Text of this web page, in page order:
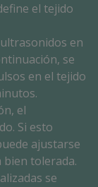
el tejido
en
se
en el tejido
el
Si esto
ajustarse
bien tolerada.
se